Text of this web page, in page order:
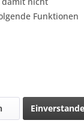
Gewicht::
Funktionen